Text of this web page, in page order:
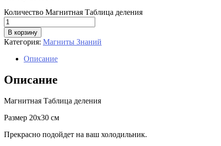
Количество Магнитная Таблица деления
В корзину
Категория: Магниты Знаний
Описание
Описание
Магнитная Таблица деления
Размер 20х30 см
Прекрасно подойдет на ваш холодильник.